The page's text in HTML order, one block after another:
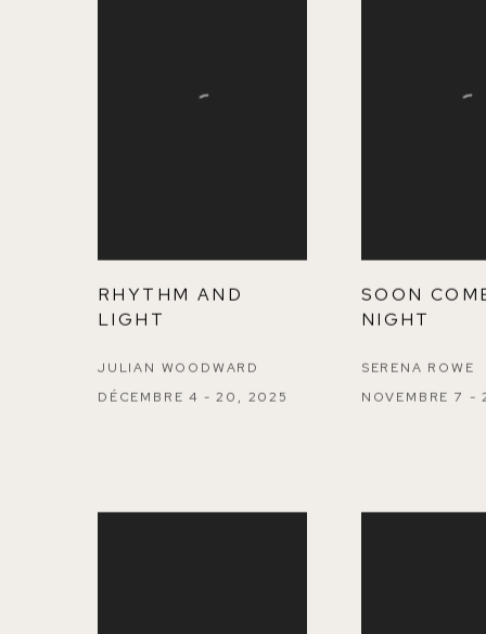
RHYTHM AND
LIGHT
JULIAN WOODWARD
DÉCEMBRE 4 - 20, 2025
SOON
NIGHT
SERENA ROWE
NOVEMBRE 7 -